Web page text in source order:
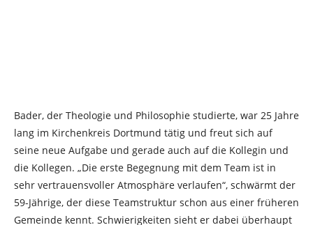
Bader, der Theologie und Philosophie studierte, war 25 Jahre
lang im Kirchenkreis Dortmund tätig und freut sich auf
seine neue Aufgabe und gerade auch auf die Kollegin und
die Kollegen. „Die erste Begegnung mit dem Team ist in
sehr vertrauensvoller Atmosphäre verlaufen“, schwärmt der
59-Jährige, der diese Teamstruktur schon aus einer früheren
Gemeinde kennt. Schwierigkeiten sieht er dabei überhaupt